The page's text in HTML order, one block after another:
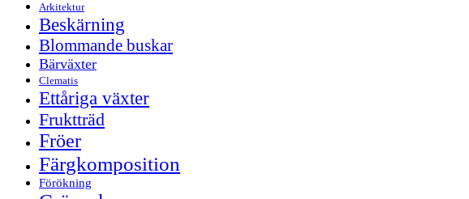
Arkitektur
Beskärning
Blommande buskar
Bärväxter
Clematis
Ettåriga växter
Fruktträd
Fröer
Färgkomposition
Förökning